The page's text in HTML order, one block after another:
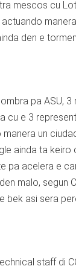
mescos cu
den e
pa ASU,
cu e 3
un
ainda ta keiro
pa acelera e
malo, segun
asi sera
staff di